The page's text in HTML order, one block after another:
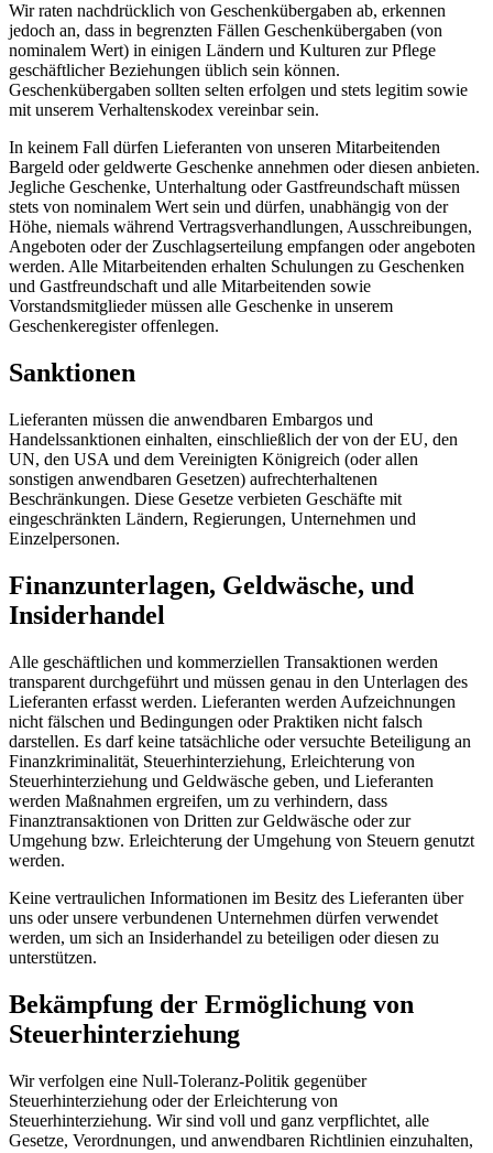
Wir raten nachdrücklich von Geschenkübergaben ab, erkennen
jedoch an, dass in begrenzten Fällen Geschenkübergaben (von
nominalem Wert) in einigen Ländern und Kulturen zur Pflege
geschäftlicher Beziehungen üblich sein können.
Geschenkübergaben sollten selten erfolgen und stets legitim sowie
mit unserem Verhaltenskodex vereinbar sein.
In keinem Fall dürfen Lieferanten von unseren Mitarbeitenden
Bargeld oder geldwerte Geschenke annehmen oder diesen anbieten.
Jegliche Geschenke, Unterhaltung oder Gastfreundschaft müssen
stets von nominalem Wert sein und dürfen, unabhängig von der
Höhe, niemals während Vertragsverhandlungen, Ausschreibungen,
Angeboten oder der Zuschlagserteilung empfangen oder angeboten
werden. Alle Mitarbeitenden erhalten Schulungen zu Geschenken
und Gastfreundschaft und alle Mitarbeitenden sowie
Vorstandsmitglieder müssen alle Geschenke in unserem
Geschenkeregister offenlegen.
Sanktionen
Lieferanten müssen die anwendbaren Embargos und
Handelssanktionen einhalten, einschließlich der von der EU, den
UN, den USA und dem Vereinigten Königreich (oder allen
sonstigen anwendbaren Gesetzen) aufrechterhaltenen
Beschränkungen. Diese Gesetze verbieten Geschäfte mit
eingeschränkten Ländern, Regierungen, Unternehmen und
Einzelpersonen.
Finanzunterlagen, Geldwäsche, und
Insiderhandel
Alle geschäftlichen und kommerziellen Transaktionen werden
transparent durchgeführt und müssen genau in den Unterlagen des
Lieferanten erfasst werden. Lieferanten werden Aufzeichnungen
nicht fälschen und Bedingungen oder Praktiken nicht falsch
darstellen. Es darf keine tatsächliche oder versuchte Beteiligung an
Finanzkriminalität, Steuerhinterziehung, Erleichterung von
Steuerhinterziehung und Geldwäsche geben, und Lieferanten
werden Maßnahmen ergreifen, um zu verhindern, dass
Finanztransaktionen von Dritten zur Geldwäsche oder zur
Umgehung bzw. Erleichterung der Umgehung von Steuern genutzt
werden.
Keine vertraulichen Informationen im Besitz des Lieferanten über
uns oder unsere verbundenen Unternehmen dürfen verwendet
werden, um sich an Insiderhandel zu beteiligen oder diesen zu
unterstützen.
Bekämpfung der Ermöglichung von
Steuerhinterziehung
Wir verfolgen eine Null-Toleranz-Politik gegenüber
Steuerhinterziehung oder der Erleichterung von
Steuerhinterziehung. Wir sind voll und ganz verpflichtet, alle
Gesetze, Verordnungen, und anwendbaren Richtlinien einzuhalten,